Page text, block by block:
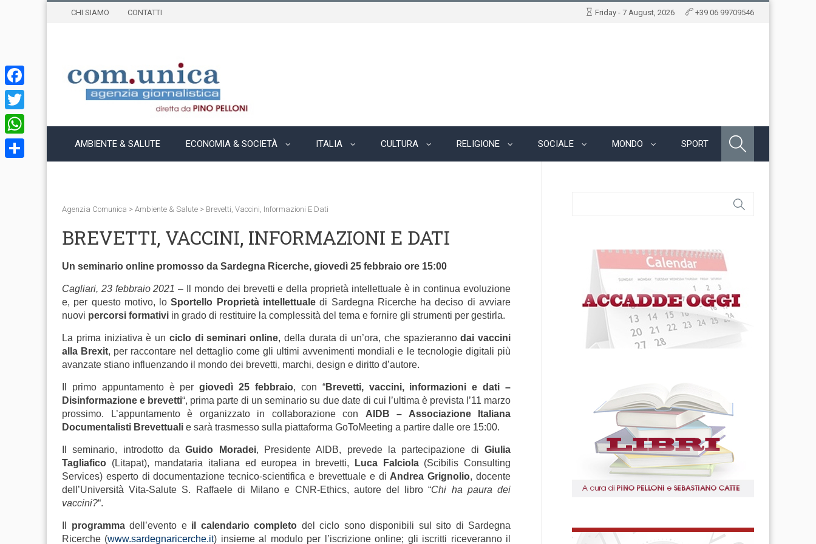
CHI SIAMO CONTATTI Friday - 7 August, 2026 +39 06 99709546
AMBIENTE & SALUTE ECONOMIA & SOCIETÀ ITALIA CULTURA RELIGIONE SOCIALE MONDO SPORT
Agenzia Comunica > Ambiente & Salute > Brevetti, Vaccini, Informazioni E Dati
BREVETTI, VACCINI, INFORMAZIONI E DATI
Un seminario online promosso da Sardegna Ricerche, giovedì 25 febbraio ore 15:00
Cagliari, 23 febbraio 2021 –
Il mondo dei brevetti e della proprietà intellettuale è in continua evoluzione
e, per questo motivo, loSportello Proprietà intellettuale di Sardegna Ricerche ha deciso di avviare
nuovi percorsi formativi in grado di restituire la complessità del tema e fornire gli strumenti per gestirla.
La prima iniziativa è un ciclo di seminari online, della durata di un’ora, che spazierannodai vaccini
alla Brexit, per raccontare nel dettaglio come gli ultimi avvenimenti mondiali e le tecnologie digitali più
avanzate stiano influenzando il mondo dei brevetti, marchi, design e diritto d’autore.
Il primo appuntamento è pergiovedì 25 febbraio, con “Brevetti, vaccini, informazioni e dati –
Disinformazione e brevetti“, prima parte di un seminario su due date di cui l’ultima è prevista l’11 marzo
prossimo. L’appuntamento è organizzato in collaborazione con AIDB – Associazione Italiana
Documentalisti Brevettuali e sarà trasmesso sulla piattaforma GoToMeeting a partire dalle ore 15:00.
Il seminario, introdotto daGuido Moradei, Presidente AIDB, prevede la partecipazione diGiulia
Tagliafico (Litapat), mandataria italiana ed europea in brevetti, Luca Falciola (Scibilis Consulting
Services) esperto di documentazione tecnico-scientifica e brevettuale e di Andrea Grignolio, docente
dell’Università Vita-Salute S. Raffaele di Milano e CNR-Ethics, autore del libro “Chi ha paura dei
vaccini?“.
programmadell’evento e il calendario completo del ciclo sono disponibili sul sito di Sardegna
Ricerche (www.sardegnaricerche.it) insieme al modulo per l’iscrizione online; gli iscritti riceveranno il
Facebook
Twitter
WhatsApp